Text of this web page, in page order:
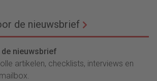
de nieuwsbrief
nieuwsbrief
artikelen, checklists, interviews en